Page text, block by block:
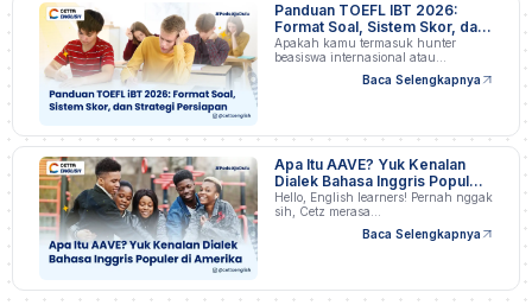
Panduan TOEFL IBT 2026:
Format Soal, Sistem Skor, dan
Strategi Persiapan
Apakah kamu termasuk hunter
beasiswa internasional atau
Baca Selengkapnya
Apa Itu AAVE? Yuk Kenalan
Dialek Bahasa Inggris Populer
di Amerika
Hello, English learners! Pernah nggak
sih, Cetz merasa…
Baca Selengkapnya